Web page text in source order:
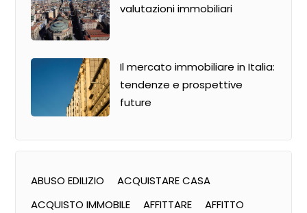
valutazioni immobiliari
Il mercato immobiliare in Italia:
tendenze e prospettive
future
ABUSO EDILIZIO
ACQUISTARE CASA
ACQUISTO IMMOBILE
AFFITTARE
AFFITTO